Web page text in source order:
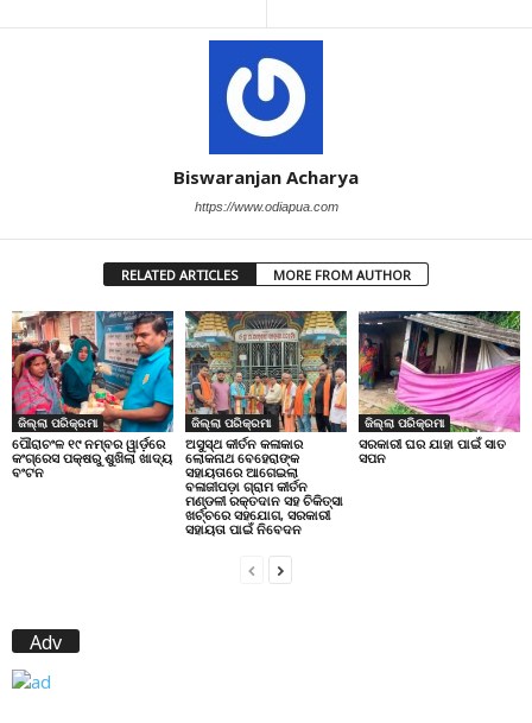
Biswaranjan Acharya
https://www.odiapua.com
RELATED ARTICLES MORE FROM AUTHOR
ଜିଲ୍ଲା ପରିକ୍ରମା
ପୌରାଚଂଳ ୧୯ ନମ୍ବର ୱାର୍ଡ଼ରେ
କଂଗ୍ରେସ ପକ୍ଷରୁ ଶୁଖିଲା ଖାଦ୍ୟ
ବଂଟନ
ଜିଲ୍ଲା ପରିକ୍ରମା
ଅସୁସ୍ଥ କୀର୍ତନ କଳାକାର
ଲୋକନାଥ ବେହେରାଙ୍କ
ସହାୟତାରେ ଆଗେଇଲା
ବଳାଜୀପଡ଼ା ଗ୍ରାମ କୀର୍ତନ
ମଣ୍ଡଳୀ ରକ୍ତଦାନ ସହ ଚିକିତ୍ସା
ଖର୍ଚ୍ଚରେ ସହଯୋଗ, ସରକାରୀ
ସହାୟତା ପାଇଁ ନିବେଦନ
ଜିଲ୍ଲା ପରିକ୍ରମା
ସରକାରୀ ଘର ଯାହା ପାଇଁ ସାତ
ସପନ
Adv